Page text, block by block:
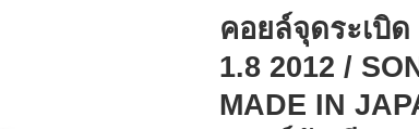
คอยล์จุดระเบิด
1.8 2012 /
MADE IN